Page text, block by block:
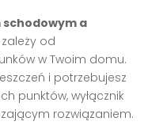
schodowym a
zależy od
w Twoim domu.
i potrzebujesz
punktów, wyłącznik
rozwiązaniem.